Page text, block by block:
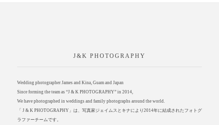
J&K PHOTOGRAPHY
Wedding photographer James and Kina, Guam and Japan
Since forming the team as “J & K PHOTOGRAPHY” in 2014,
We have photographed in weddings and family photographs around the world.
「 J & K PHOTOGRAPHY」は、写真家ジェイムスとキナにより2014年に結成されたフォトグ
ラファーチームです。